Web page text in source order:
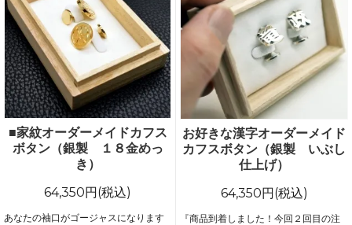
■家紋オーダーメイドカフス
ボタン（銀製 １８金めっ
き）
64,350円(税込)
あなたの袖口がゴージャスになります
お好きな漢字オーダーメイド
カフスボタン（銀製 いぶし
仕上げ）
64,350円(税込)
『商品到着しました！今回２回目の注